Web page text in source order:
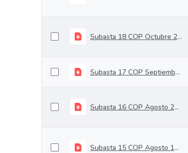
Subasta 18 COP Octubre 22 de 2025
Subasta 17 COP Septiembre 24 de 2025
Subasta 16 COP Agosto 27 de 2025
Subasta 15 COP Agosto 13 de 2025